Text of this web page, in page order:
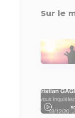
Sur le